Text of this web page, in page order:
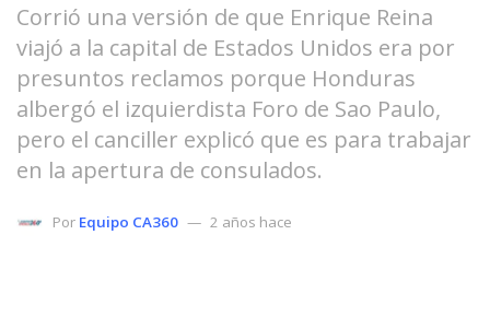
Corrió una versión de que Enrique Reina
viajó a la capital de Estados Unidos era por
presuntos reclamos porque Honduras
albergó el izquierdista Foro de Sao Paulo,
pero el canciller explicó que es para trabajar
en la apertura de consulados.
Por Equipo CA360 2 años hace